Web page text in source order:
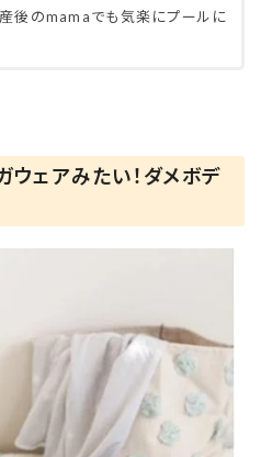
後のmamaでも気楽にプールに
ウェアみたい！ダメボデ